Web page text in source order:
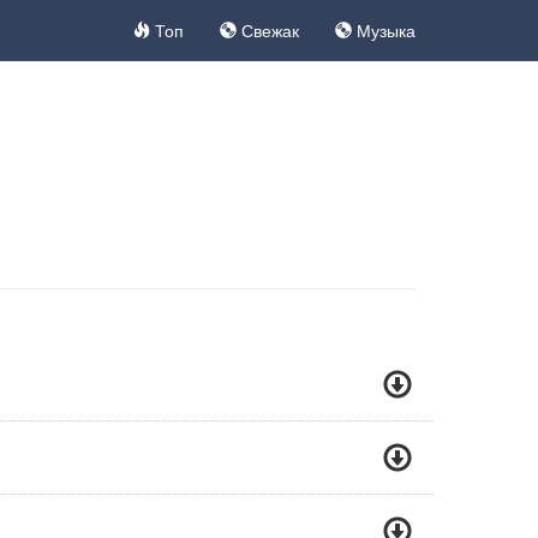
Топ Свежак Музыка